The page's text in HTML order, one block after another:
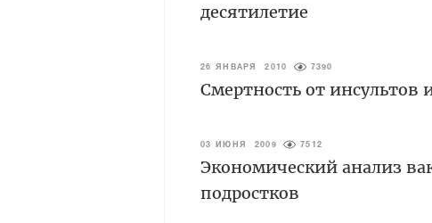
десятилетие
26 ЯНВАРЯ 2010 7390
Смертность от инсультов
03 ИЮНЯ 2009 7512
Экономический анализ
подростков